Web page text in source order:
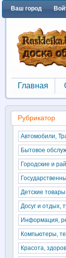
Ваш город
Главная
Главная
Рубрикатор
Автомобили,
Бытовое
Городские и
Детские товары
Досуг и отдых,
Информация,
Компьютеры,
Красота,